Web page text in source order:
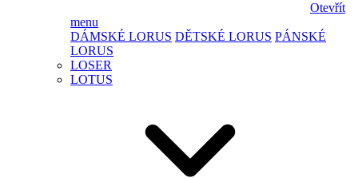
Otevřít
menu
DÁMSKÉ LORUS DĚTSKÉ LORUS PÁNSKÉ
LORUS
LOSER
LOTUS